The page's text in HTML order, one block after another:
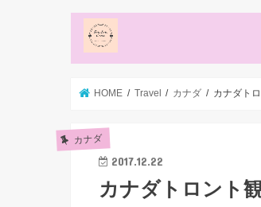
HOME Travel カナダ カナダト
カナダ
2017.12.22
カナダトロント